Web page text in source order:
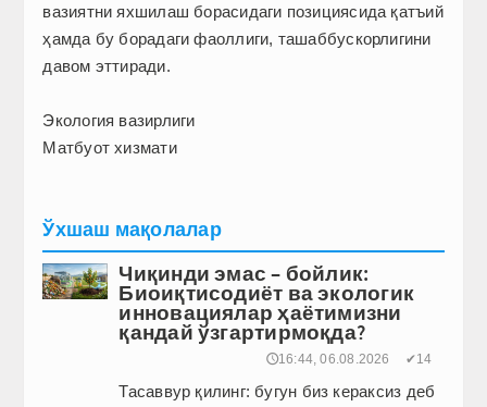
вазиятни яхшилаш борасидаги позициясида қатъий
ҳамда бу борадаги фаоллиги, ташаббускорлигини
давом эттиради.
Экология вазирлиги
Матбуот хизмати
Ўхшаш мақолалар
Чиқинди эмас – бойлик:
Биоиқтисодиёт ва экологик
инновациялар ҳаётимизни
қандай ўзгартирмоқда?
🕔16:44, 06.08.2026 ✔14
Тасаввур қилинг: бугун биз кераксиз деб